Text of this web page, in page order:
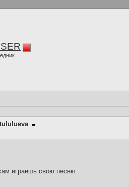
tululueva
играешь свою песню...